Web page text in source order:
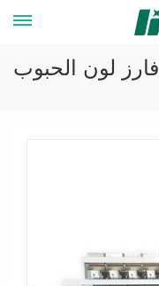
فارز لون الحبوب